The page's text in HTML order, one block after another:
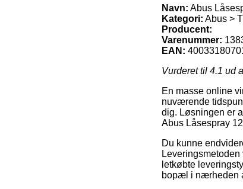
Navn: Abus
Kategori: Abus >
Producent:
Varenummer:
EAN:
Vurderet til 4.1 ud
En masse online
nuværende
dig. Løsningen er
Abus Låsespray
Du kunne
letkøbte
bopæl i nærheden